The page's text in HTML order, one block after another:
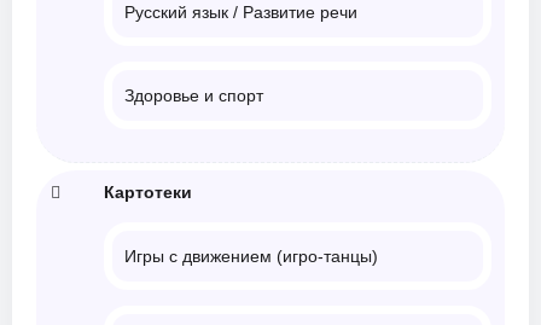
Русский язык / Развитие речи
Здоровье и спорт
Картотеки
Игры с движением (игро-танцы)